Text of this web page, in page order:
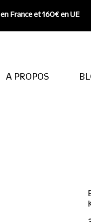
France et 160€ en UE
A PROPOS